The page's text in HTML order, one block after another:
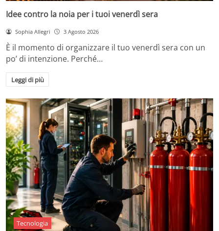
Idee contro la noia per i tuoi venerdì sera
Sophia Allegri 3 Agosto 2026
È il momento di organizzare il tuo venerdì sera con un
po’ di intenzione. Perché…
Leggi di più
Tecnologia